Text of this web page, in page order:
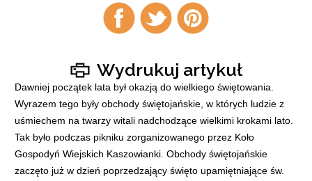
Udostępnij
na
facebook
Udostępnij
na
twitter
Udostępnij
na
pintrest
Wydrukuj artykuł
Dawniej początek lata był okazją do wielkiego świętowania.
Wyrazem tego były obchody świętojańskie, w których ludzie z
uśmiechem na twarzy witali nadchodzące wielkimi krokami lato.
Tak było podczas pikniku zorganizowanego przez Koło
Gospodyń Wiejskich Kaszowianki. Obchody świętojańskie
zaczęto już w dzień poprzedzający święto upamiętniające św.